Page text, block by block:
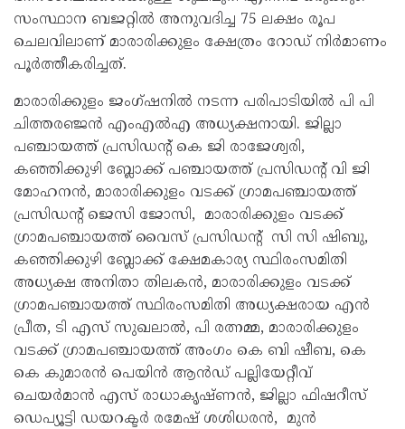
സംസ്ഥാന ബജറ്റിൽ അനുവദിച്ച 75 ലക്ഷം രൂപ
ചെലവിലാണ് മാരാരിക്കുളം ക്ഷേത്രം റോഡ് നിർമാണം
പൂർത്തീകരിച്ചത്.
മാരാരിക്കുളം ജംഗ്ഷനിൽ നടന്ന പരിപാടിയിൽ പി പി
ചിത്തരഞ്ജൻ എംഎൽഎ അധ്യക്ഷനായി. ജില്ലാ
പഞ്ചായത്ത് പ്രസിഡന്റ്‌ കെ ജി രാജേശ്വരി,
കഞ്ഞിക്കുഴി ബ്ലോക്ക് പഞ്ചായത്ത്‌ പ്രസിഡന്റ്‌ വി ജി
മോഹനൻ, മാരാരിക്കുളം വടക്ക് ഗ്രാമപഞ്ചായത്ത്
പ്രസിഡന്റ്‌ ജെസി ജോസി, മാരാരിക്കുളം വടക്ക്
ഗ്രാമപഞ്ചായത്ത് വൈസ് പ്രസിഡന്റ് സി സി ഷിബു,
കഞ്ഞിക്കുഴി ബ്ലോക്ക് ക്ഷേമകാര്യ സ്ഥിരംസമിതി
അധ്യക്ഷ അനിതാ തിലകൻ, മാരാരിക്കുളം വടക്ക്
ഗ്രാമപഞ്ചായത്ത്‌ സ്ഥിരംസമിതി അധ്യക്ഷരായ എൻ
പ്രീത, ടി എസ് സുഖലാൽ, പി രത്നമ്മ, മാരാരിക്കുളം
വടക്ക് ഗ്രാമപഞ്ചായത്ത്‌ അംഗം കെ ബി ഷീബ, കെ
കെ കുമാരൻ പെയിൻ ആൻഡ് പല്ലിയേറ്റീവ്
ചെയർമാൻ എസ് രാധാകൃഷ്ണൻ, ജില്ലാ ഫിഷറീസ്
ഡെപ്യൂട്ടി ഡയറക്ടർ രമേഷ് ശശിധരൻ, മുൻ